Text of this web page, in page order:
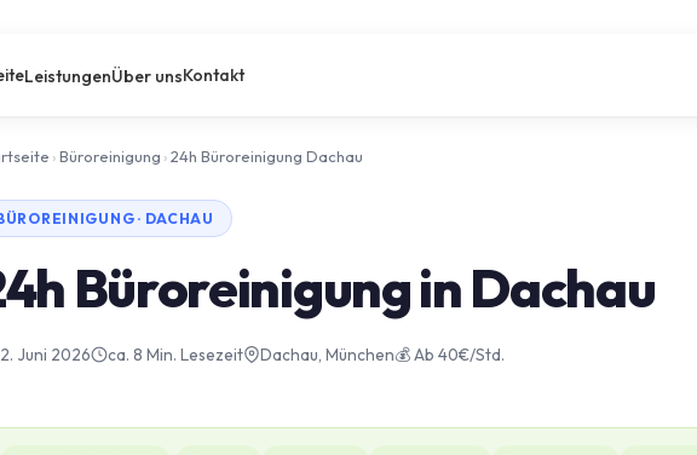
LeistungenÜber unsKontakt
›Büroreinigung ›24h Büroreinigung Dachau
· DACHAU
Büroreinigung in Dachau
Juni 2026 ca. 8 Min. Lesezeit Dachau, München💰 Ab 40€/Std.